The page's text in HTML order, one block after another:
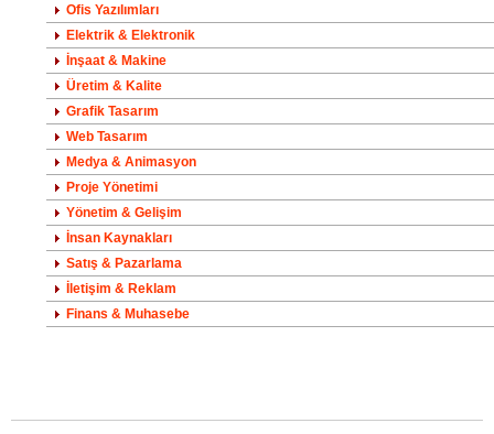
Ofis Yazılımları
Elektrik & Elektronik
İnşaat & Makine
Üretim & Kalite
Grafik Tasarım
Web Tasarım
Medya & Animasyon
Proje Yönetimi
Yönetim & Gelişim
İnsan Kaynakları
Satış & Pazarlama
İletişim & Reklam
Finans & Muhasebe